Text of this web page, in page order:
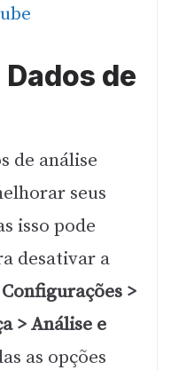
de
de análise
seus
isso pode
desativar a
Configurações >
> Análise e
as opções